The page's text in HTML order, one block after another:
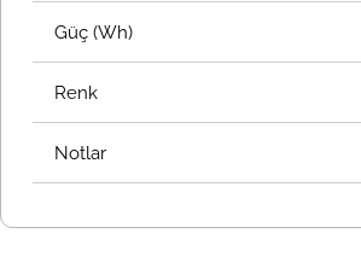
Güç (Wh)
Renk
Notlar